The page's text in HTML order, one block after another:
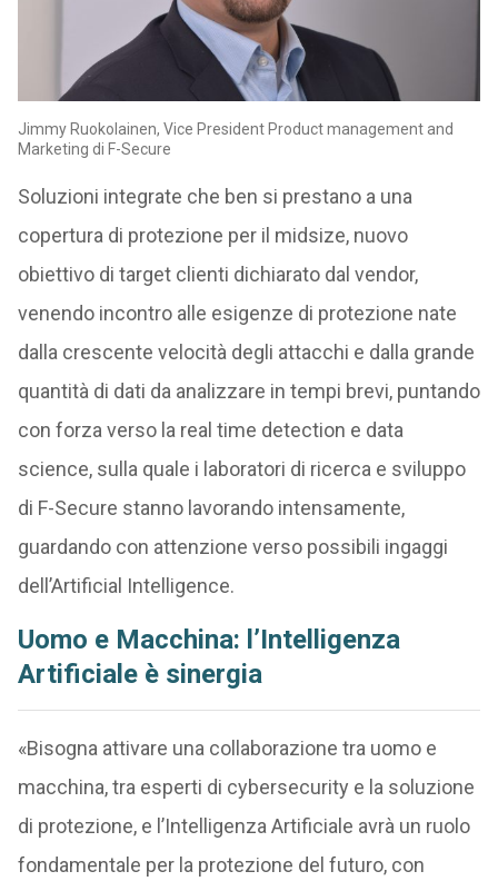
Jimmy Ruokolainen, Vice President Product management and
Marketing di F-Secure
Soluzioni integrate che ben si prestano a una
copertura di protezione per il midsize, nuovo
obiettivo di target clienti dichiarato dal vendor,
venendo incontro alle esigenze di protezione nate
dalla crescente velocità degli attacchi e dalla grande
quantità di dati da analizzare in tempi brevi, puntando
con forza verso la real time detection e data
science, sulla quale i laboratori di ricerca e sviluppo
di F-Secure stanno lavorando intensamente,
guardando con attenzione verso possibili ingaggi
dell’Artificial Intelligence.
Uomo e Macchina: l’Intelligenza
Artificiale è sinergia
«Bisogna attivare una collaborazione tra uomo e
macchina, tra esperti di cybersecurity e la soluzione
di protezione, e l’Intelligenza Artificiale avrà un ruolo
fondamentale per la protezione del futuro, con